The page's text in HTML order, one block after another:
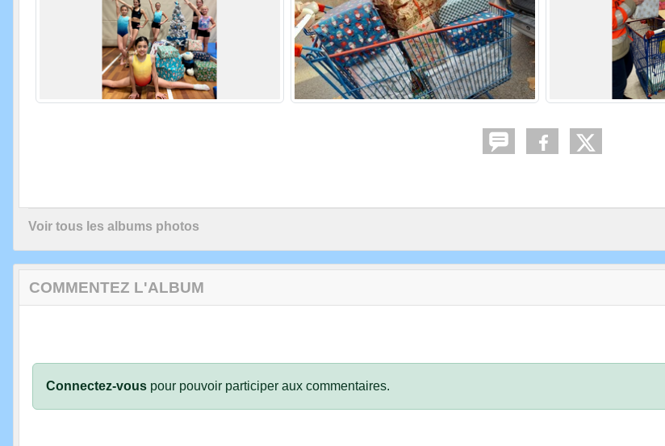
Voir tous les albums photos
COMMENTEZ L'ALBUM
Connectez-vous pour pouvoir participer aux commentaires.